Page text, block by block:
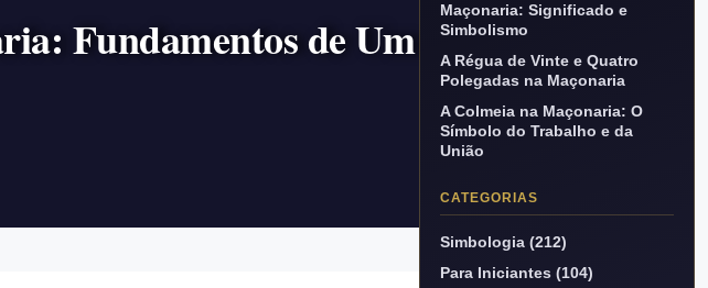
Fundamentos de Um Maçom
Maçonaria: Significado e
Simbolismo
A Régua de Vinte e Quatro
Polegadas na Maçonaria
A Colmeia na Maçonaria: O
Símbolo do Trabalho e da
União
CATEGORIAS
Simbologia (212)
Para Iniciantes (104)